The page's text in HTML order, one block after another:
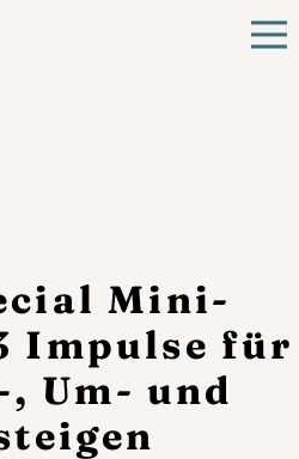
Mini-
Impulse für
Um- und